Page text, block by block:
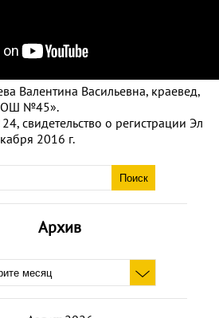
Архив
Валентина Васильевна, краевед,
№45».
свидетельство о регистрации Эл
2016 г.